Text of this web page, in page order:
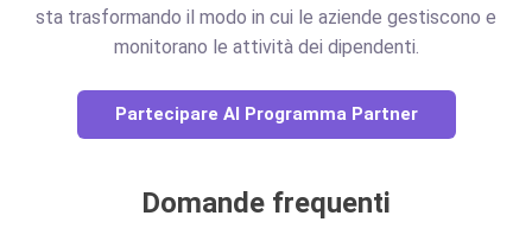
sta trasformando il modo in cui le aziende gestiscono e
monitorano le attività dei dipendenti.
Partecipare Al Programma Partner
Domande frequenti